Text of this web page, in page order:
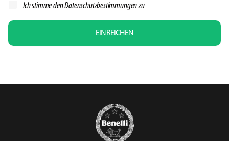
Ich stimme denDatenschutzbestimmungen zu
EINREICHEN